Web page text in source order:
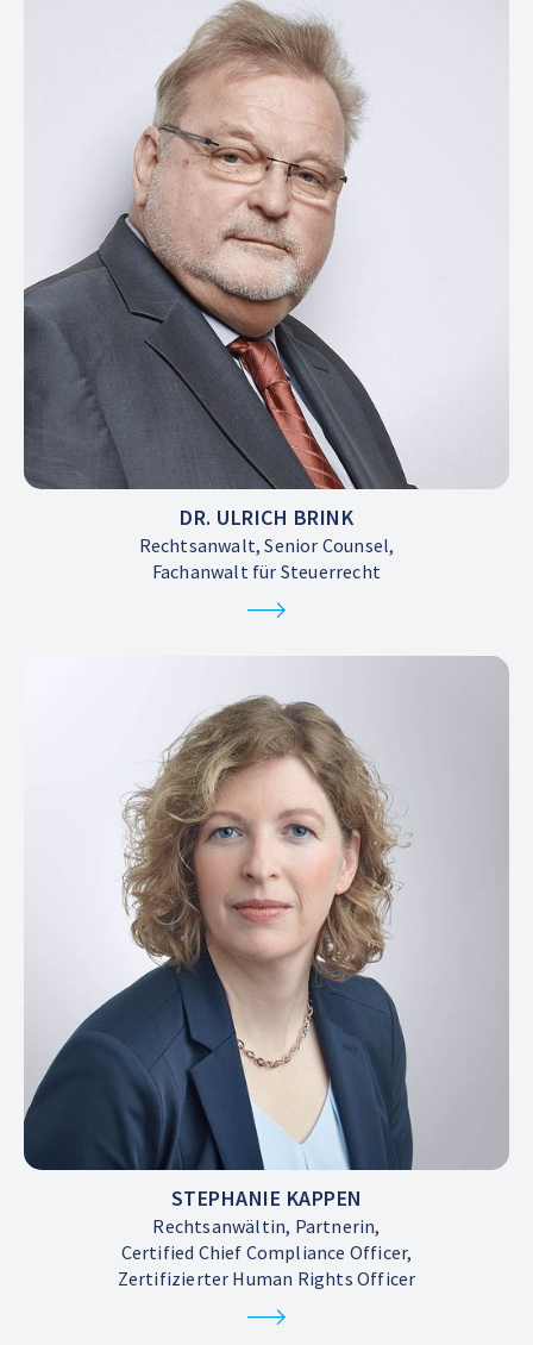
DR. ULRICH BRINK
Rechtsanwalt, Senior Counsel,
Fachanwalt für Steuerrecht
STEPHANIE KAPPEN
Rechtsanwältin, Partnerin,
Certified Chief Compliance Officer,
Zertifizierter Human Rights Officer